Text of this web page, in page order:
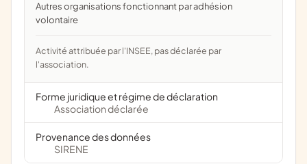
Autres organisations fonctionnant par adhésion
volontaire
Activité attribuée par l'INSEE, pas déclarée par
l'association.
Forme juridique et régime de déclaration
Association déclarée
Provenance des données
SIRENE